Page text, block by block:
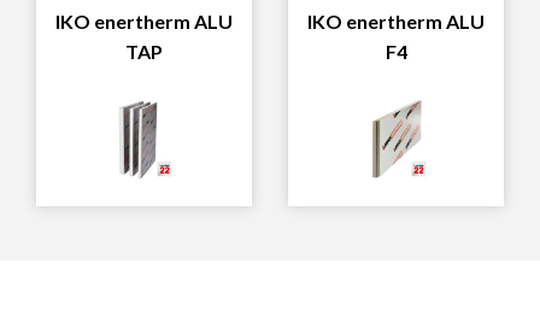
IKO enertherm ALU
TAP
IKO enertherm ALU
F4